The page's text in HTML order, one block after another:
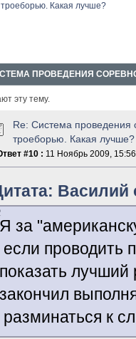
Какая лучше?
ПРОВЕДЕНИЯ
эту тему.
Re: Система проведения
троеборью. Какая лучше?
#10 : 11 Ноябрь 2009,
Василий
Я за
если проводить
показать лучший
закончил
разминаться к